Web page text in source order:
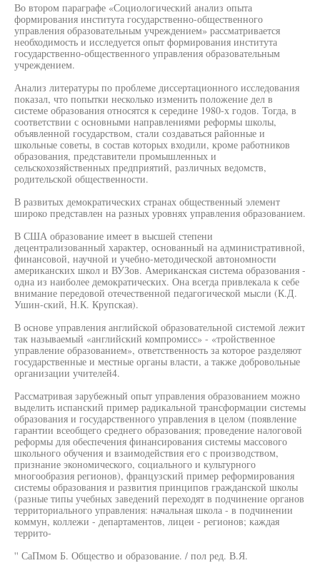
Во втором параграфе «Социологический анализ опыта
формирования института государственно-общественного
управления образовательным учреждением» рассматривается
необходимость и исследуется опыт формирования института
государственно-общественного управления образовательным
учреждением.
Анализ литературы по проблеме диссертационного исследования
показал, что попытки несколько изменить положение дел в
системе образования относятся к середине 1980-х годов. Тогда, в
соответствии с основными направлениями реформы школы,
объявленной государством, стали создаваться районные и
школьные советы, в состав которых входили, кроме работников
образования, представители промышленных и
сельскохозяйственных предприятий, различных ведомств,
родительской общественности.
В развитых демократических странах общественный элемент
широко представлен на разных уровнях управления образованием.
В США образование имеет в высшей степени
децентрализованный характер, основанный на административной,
финансовой, научной и учебно-методической автономности
американских школ и ВУЗов. Американская система образования -
одна из наиболее демократических. Она всегда привлекала к себе
внимание передовой отечественной педагогической мысли (К.Д.
Ушин-ский, Н.К. Крупская).
В основе управления английской образовательной системой лежит
так называемый «английский компромисс» - «тройственное
управление образованием», ответственность за которое разделяют
государственные и местные органы власти, а также добровольные
организации учителей4.
Рассматривая зарубежный опыт управления образованием можно
выделить испанский пример радикальной трансформации системы
образования и государственного управления в целом (появление
гарантии всеобщего среднего образования; проведение налоговой
реформы для обеспечения финансирования системы массового
школьного обучения и взаимодействия его с производством,
признание экономического, социального и культурного
многообразия регионов), французский пример реформирования
системы образования и развития принципов гражданской школы
(разные типы учебных заведений переходят в подчинение органов
территориального управления: начальная школа - в подчинении
коммун, коллежи - департаментов, лицеи - регионов; каждая
террито-
'' СаПмом Б. Общество и образование. / пол ред. В.Я.